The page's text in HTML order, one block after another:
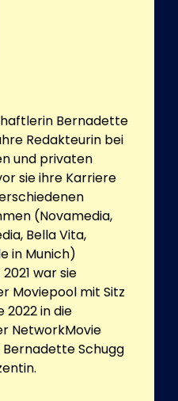
Bernadette
Redakteurin bei
und privaten
sie ihre Karriere
(Novamedia,
Bella Vita,
in Munich)
war sie
Moviepool mit Sitz
2022 in die
NetworkMovie
Schugg